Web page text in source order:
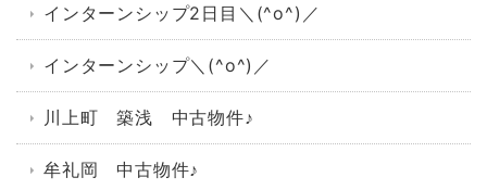
インターンシップ2日目＼(^o^)／
インターンシップ＼(^o^)／
川上町 築浅 中古物件♪
牟礼岡 中古物件♪